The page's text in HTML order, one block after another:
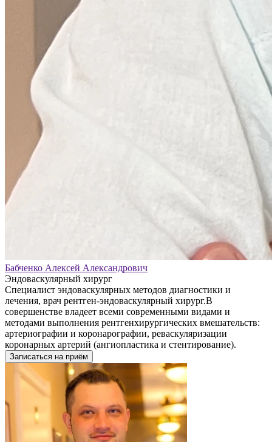
Бабченко Алексей Александрович
Эндоваскулярный хирург
Специалист эндоваскулярных методов диагностики и
лечения, врач рентген-эндоваскулярный хирург.В
совершенстве владеет всеми современными видами и
методами выполнения рентгенхирургических вмешательств:
артериографии и коронарографии, реваскуляризации
коронарных артерий (ангиопластика и стентирование).
Записаться на приём